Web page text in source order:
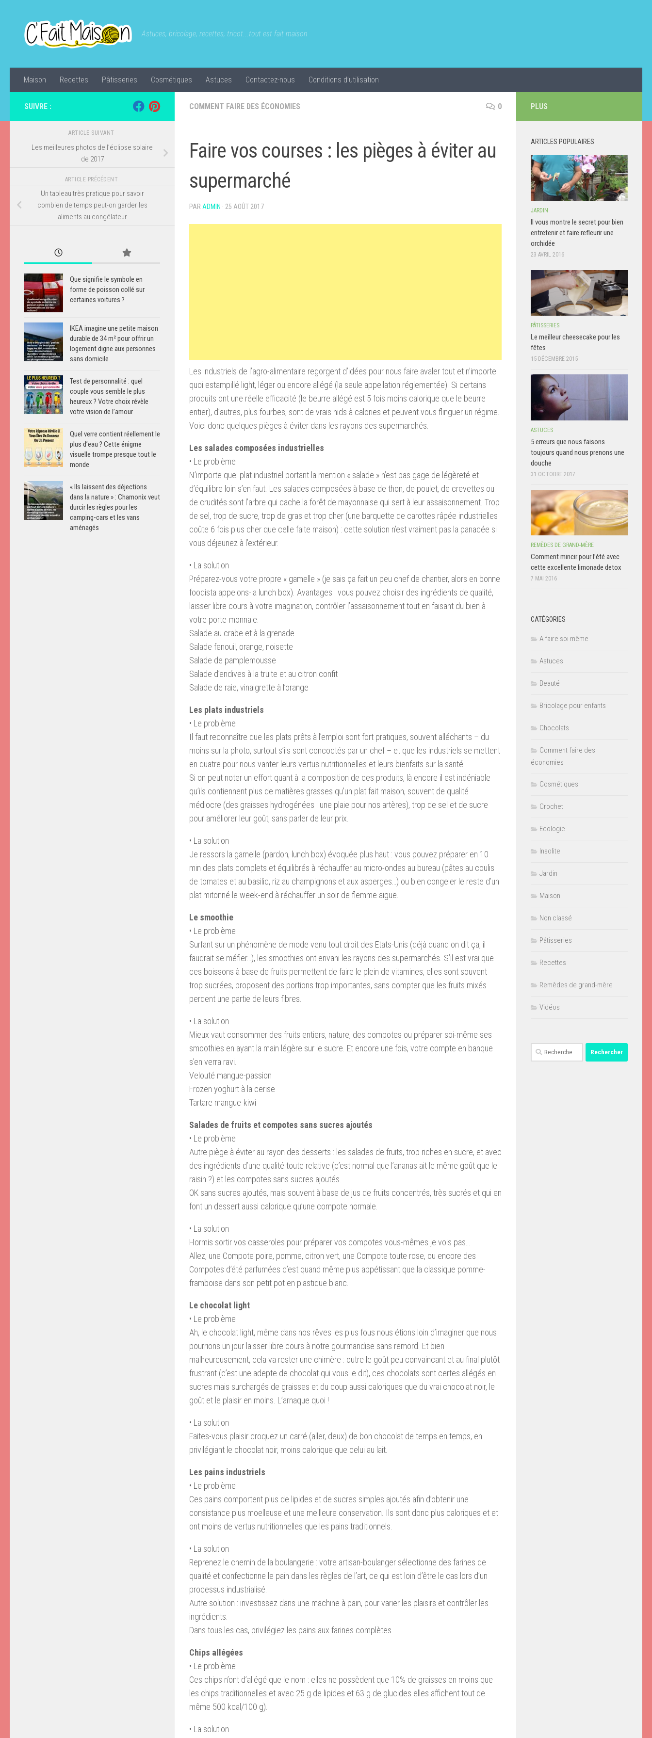
Astuces, bricolage, recettes, tricot...tout est fait maison
Maison Recettes Pâtisseries Cosmétiques Astuces Contactez-nous Conditions d’utilisation
COMMENT FAIRE DES ÉCONOMIES 0
Faire vos courses : les pièges à éviter au
supermarché
PAR ADMIN · 25 AOÛT 2017
Les industriels de l’agro-alimentaire regorgent d’idées pour nous faire avaler tout et n’importe
quoi estampillé light, léger ou encore allégé (la seule appellation réglementée). Si certains
produits ont une réelle efficacité (le beurre allégé est 5 fois moins calorique que le beurre
entier), d’autres, plus fourbes, sont de vrais nids à calories et peuvent vous flinguer un régime.
Voici donc quelques pièges à éviter dans les rayons des supermarchés.
Les salades composées industrielles
• Le problème
N’importe quel plat industriel portant la mention « salade » n’est pas gage de légèreté et
d’équilibre loin s’en faut. Les salades composées à base de thon, de poulet, de crevettes ou
de crudités sont l’arbre qui cache la forêt de mayonnaise qui sert à leur assaisonnement. Trop
de sel, trop de sucre, trop de gras et trop cher (une barquette de carottes râpée industrielles
coûte 6 fois plus cher que celle faite maison) : cette solution n’est vraiment pas la panacée si
vous déjeunez à l’extérieur.
• La solution
Préparez-vous votre propre « gamelle » (je sais ça fait un peu chef de chantier, alors en bonne
foodista appelons-la lunch box). Avantages : vous pouvez choisir des ingrédients de qualité,
laisser libre cours à votre imagination, contrôler l’assaisonnement tout en faisant du bien à
votre porte-monnaie.
Salade au crabe et à la grenade
Salade fenouil, orange, noisette
Salade de pamplemousse
Salade d’endives à la truite et au citron confit
Salade de raie, vinaigrette à l’orange
Les plats industriels
• Le problème
Il faut reconnaître que les plats prêts à l’emploi sont fort pratiques, souvent alléchants – du
moins sur la photo, surtout s’ils sont concoctés par un chef – et que les industriels se mettent
en quatre pour nous vanter leurs vertus nutritionnelles et leurs bienfaits sur la santé.
Si on peut noter un effort quant à la composition de ces produits, là encore il est indéniable
qu’ils contiennent plus de matières grasses qu’un plat fait maison, souvent de qualité
médiocre (des graisses hydrogénées : une plaie pour nos artères), trop de sel et de sucre
pour améliorer leur goût, sans parler de leur prix.
• La solution
Je ressors la gamelle (pardon, lunch box) évoquée plus haut : vous pouvez préparer en 10
min des plats complets et équilibrés à réchauffer au micro-ondes au bureau (pâtes au coulis
de tomates et au basilic, riz au champignons et aux asperges…) ou bien congeler le reste d’un
plat mitonné le week-end à réchauffer un soir de flemme aiguë.
Le smoothie
• Le problème
Surfant sur un phénomène de mode venu tout droit des Etats-Unis (déjà quand on dit ça, il
faudrait se méfier…), les smoothies ont envahi les rayons des supermarchés. S’il est vrai que
ces boissons à base de fruits permettent de faire le plein de vitamines, elles sont souvent
trop sucrées, proposent des portions trop importantes, sans compter que les fruits mixés
perdent une partie de leurs fibres.
• La solution
Mieux vaut consommer des fruits entiers, nature, des compotes ou préparer soi-même ses
smoothies en ayant la main légère sur le sucre. Et encore une fois, votre compte en banque
s’en verra ravi.
Velouté mangue-passion
Frozen yoghurt à la cerise
Tartare mangue-kiwi
Salades de fruits et compotes sans sucres ajoutés
• Le problème
Autre piège à éviter au rayon des desserts : les salades de fruits, trop riches en sucre, et avec
des ingrédients d’une qualité toute relative (c’est normal que l’ananas ait le même goût que le
raisin ?) et les compotes sans sucres ajoutés.
OK sans sucres ajoutés, mais souvent à base de jus de fruits concentrés, très sucrés et qui en
font un dessert aussi calorique qu’une compote normale.
• La solution
Hormis sortir vos casseroles pour préparer vos compotes vous-mêmes je vois pas…
Allez, une Compote poire, pomme, citron vert, une Compote toute rose, ou encore des
Compotes d’été parfumées c’est quand même plus appétissant que la classique pomme-
framboise dans son petit pot en plastique blanc.
Le chocolat light
• Le problème
Ah, le chocolat light, même dans nos rêves les plus fous nous étions loin d’imaginer que nous
pourrions un jour laisser libre cours à notre gourmandise sans remord. Et bien
malheureusement, cela va rester une chimère : outre le goût peu convaincant et au final plutôt
frustrant (c’est une adepte de chocolat qui vous le dit), ces chocolats sont certes allégés en
sucres mais surchargés de graisses et du coup aussi caloriques que du vrai chocolat noir, le
goût et le plaisir en moins. L’arnaque quoi !
• La solution
Faites-vous plaisir croquez un carré (aller, deux) de bon chocolat de temps en temps, en
privilégiant le chocolat noir, moins calorique que celui au lait.
Les pains industriels
• Le problème
Ces pains comportent plus de lipides et de sucres simples ajoutés afin d’obtenir une
consistance plus moelleuse et une meilleure conservation. Ils sont donc plus caloriques et et
ont moins de vertus nutritionnelles que les pains traditionnels.
• La solution
Reprenez le chemin de la boulangerie : votre artisan-boulanger sélectionne des farines de
qualité et confectionne le pain dans les règles de l’art, ce qui est loin d’être le cas lors d’un
processus industrialisé.
Autre solution : investissez dans une machine à pain, pour varier les plaisirs et contrôler les
ingrédients.
Dans tous les cas, privilégiez les pains aux farines complètes.
Chips allégées
• Le problème
Ces chips n’ont d’allégé que le nom : elles ne possèdent que 10% de graisses en moins que
les chips traditionnelles et avec 25 g de lipides et 63 g de glucides elles affichent tout de
même 500 kcal/100 g).
• La solution
SUIVRE :
ARTICLE SUIVANT
Les meilleures photos de l’éclipse solaire
de 2017
ARTICLE PRÉCÉDENT
Un tableau très pratique pour savoir
combien de temps peut-on garder les
aliments au congélateur
Que signifie le symbole en
forme de poisson collé sur
certaines voitures ?
IKEA imagine une petite maison
durable de 34 m² pour offrir un
logement digne aux personnes
sans domicile
Test de personnalité : quel
couple vous semble le plus
heureux ? Votre choix révèle
votre vision de l’amour
Quel verre contient réellement le
plus d’eau ? Cette énigme
visuelle trompe presque tout le
monde
« Ils laissent des déjections
dans la nature » : Chamonix veut
durcir les règles pour les
camping-cars et les vans
aménagés
PLUS
ARTICLES POPULAIRES
JARDIN
Il vous montre le secret pour bien
entretenir et faire refleurir une
orchidée
23 AVRIL 2016
PÂTISSERIES
Le meilleur cheesecake pour les
fêtes
15 DÉCEMBRE 2015
ASTUCES
5 erreurs que nous faisons
toujours quand nous prenons une
douche
31 OCTOBRE 2017
REMÈDES DE GRAND-MÈRE
Comment mincir pour l’été avec
cette excellente limonade detox
7 MAI 2016
CATÉGORIES
A faire soi même
Astuces
Beauté
Bricolage pour enfants
Chocolats
Comment faire des
économies
Cosmétiques
Crochet
Ecologie
Insolite
Jardin
Maison
Non classé
Pâtisseries
Recettes
Remèdes de grand-mère
Vidéos
Rechercher :